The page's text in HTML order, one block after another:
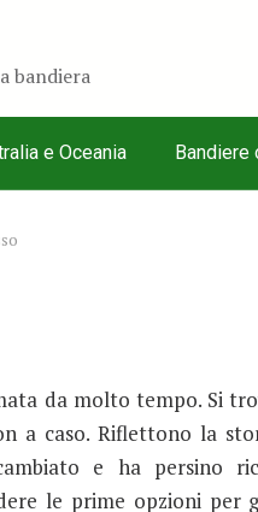
bandiera
e Oceania Bandiere
da molto tempo. Si
a caso. Riflettono la
e ha persino
le prime opzioni per